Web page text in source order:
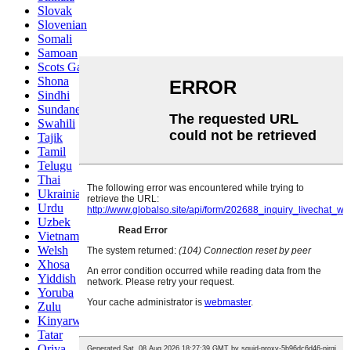
Slovak
Slovenian
Somali
Samoan
Scots Gaelic
Shona
Sindhi
Sundanese
Swahili
Tajik
Tamil
Telugu
Thai
Ukrainian
Urdu
Uzbek
Vietnamese
Welsh
Xhosa
Yiddish
Yoruba
Zulu
Kinyarwanda
Tatar